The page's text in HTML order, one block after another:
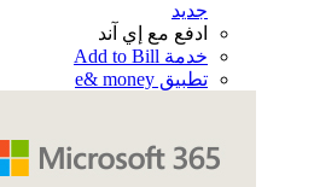
ادفع مع إي آند
تطبيق e& money